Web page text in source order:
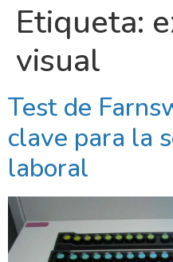
Etiqueta:
visual
Test de
clave para la
laboral